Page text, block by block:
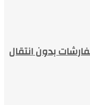
بدون انتقال